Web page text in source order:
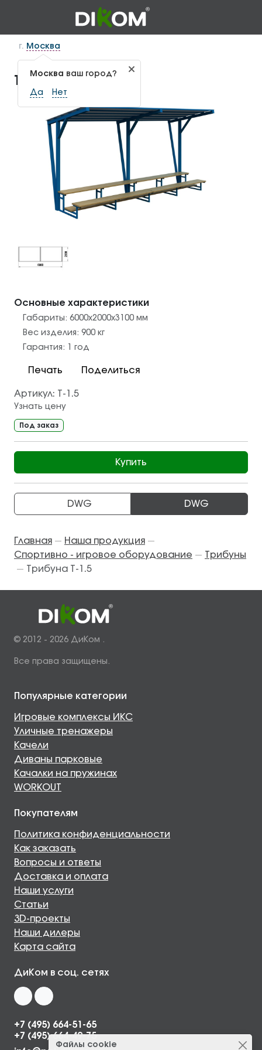
г. Москва
Москва ваш город?
Да Нет
Трибуна Т-1.5
Основные характеристики
Габариты: 6000х2000х3100 мм
Вес изделия: 900 кг
Гарантия:
1 год
Печать Поделиться
Артикул: Т-1.5
Узнать цену
Под заказ
Купить
DWG DWG
Главная — Наша продукция —
Спортивно - игровое оборудование — Трибуны
— Трибуна Т-1.5
© 2012 - 2026 ДиКом .
Все права защищены.
Файлы cookie
Популярные категории
Игровые комплексы ИКС
Уличные тренажеры
Качели
Диваны парковые
Качалки на пружинах
WORKOUT
Покупателям
Политика конфиденциальности
Как заказать
Вопросы и ответы
Доставка и оплата
Наши услуги
Статьи
3D-проекты
Наши дилеры
Карта сайта
ДиКом в соц. сетях
+7 (495) 664-51-65
+7 (495) 664-49-75